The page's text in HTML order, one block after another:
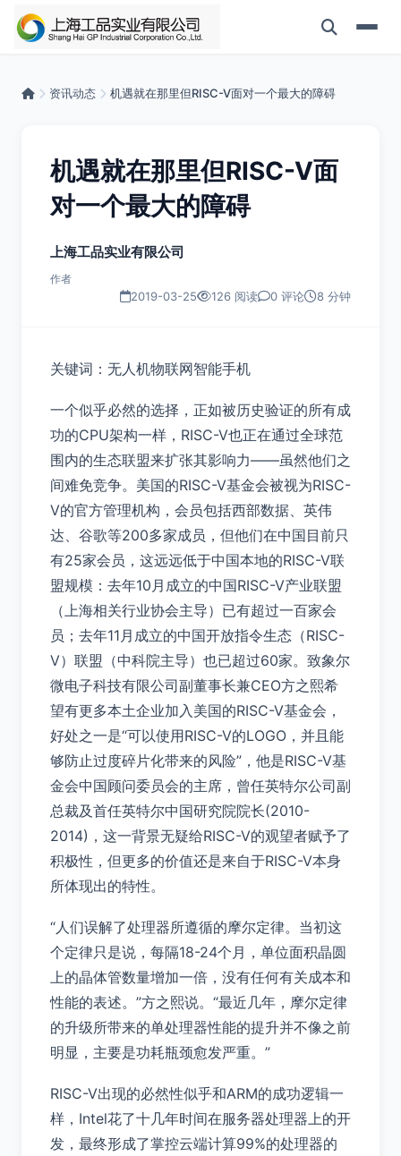
资讯动态 机遇就在那里但RISC-V面对一个最大的障碍
机遇就在那里但RISC-V面
对一个最大的障碍
上海工品实业有限公司
作者
2019-03-25 126 阅读 0 评论 8 分钟
关键词：无人机物联网智能手机
一个似乎必然的选择，正如被历史验证的所有成
功的CPU架构一样，RISC-V也正在通过全球范
围内的生态联盟来扩张其影响力——虽然他们之
间难免竞争。美国的RISC-V基金会被视为RISC-
V的官方管理机构，会员包括西部数据、英伟
达、谷歌等200多家成员，但他们在中国目前只
有25家会员，这远远低于中国本地的RISC-V联
盟规模：去年10月成立的中国RISC-V产业联盟
（上海相关行业协会主导）已有超过一百家会
员；去年11月成立的中国开放指令生态（RISC-
V）联盟（中科院主导）也已超过60家。致象尔
微电子科技有限公司副董事长兼CEO方之熙希
望有更多本土企业加入美国的RISC-V基金会，
好处之一是“可以使用RISC-V的LOGO，并且能
够防止过度碎片化带来的风险”，他是RISC-V基
金会中国顾问委员会的主席，曾任英特尔公司副
总裁及首任英特尔中国研究院院长(2010-
2014)，这一背景无疑给RISC-V的观望者赋予了
积极性，但更多的价值还是来自于RISC-V本身
所体现出的特性。
“人们误解了处理器所遵循的摩尔定律。当初这
个定律只是说，每隔18-24个月，单位面积晶圆
上的晶体管数量增加一倍，没有任何有关成本和
性能的表述。”方之熙说。“最近几年，摩尔定律
的升级所带来的单处理器性能的提升并不像之前
明显，主要是功耗瓶颈愈发严重。”
RISC-V出现的必然性似乎和ARM的成功逻辑一
样，Intel花了十几年时间在服务器处理器上的开
发，最终形成了掌控云端计算99%的处理器的